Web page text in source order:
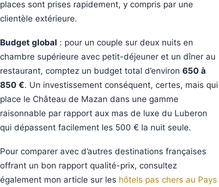
places sont prises rapidement, y compris par une
clientèle extérieure.
Budget global : pour un couple sur deux nuits en
chambre supérieure avec petit-déjeuner et un dîner au
restaurant, comptez un budget total d’environ 650 à
850 €. Un investissement conséquent, certes, mais qui
place le Château de Mazan dans une gamme
raisonnable par rapport aux mas de luxe du Luberon
qui dépassent facilement les 500 € la nuit seule.
Pour comparer avec d’autres destinations françaises
offrant un bon rapport qualité-prix, consultez
également mon article sur les hôtels pas chers au Pays